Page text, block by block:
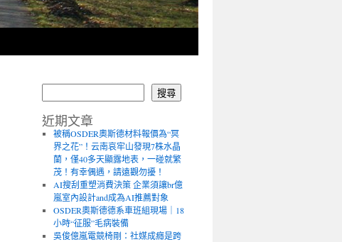
搜尋
近期文章
被稱OSDER奧斯德材料報價為“冥
界之花”！云南哀牢山發現7株水晶
蘭，僅40多天顯露地表，一碰就繁
茂！有幸偶遇，請遠觀勿擾！
AI搜刮重塑消費決策 企業須讓br億
嵐室內設計and成為AI推薦對象
OSDER奧斯德德系車班組現場｜18
小時“征服”毛病裝備
吳俊億嵐電競椅剛：社媒成癮是跨